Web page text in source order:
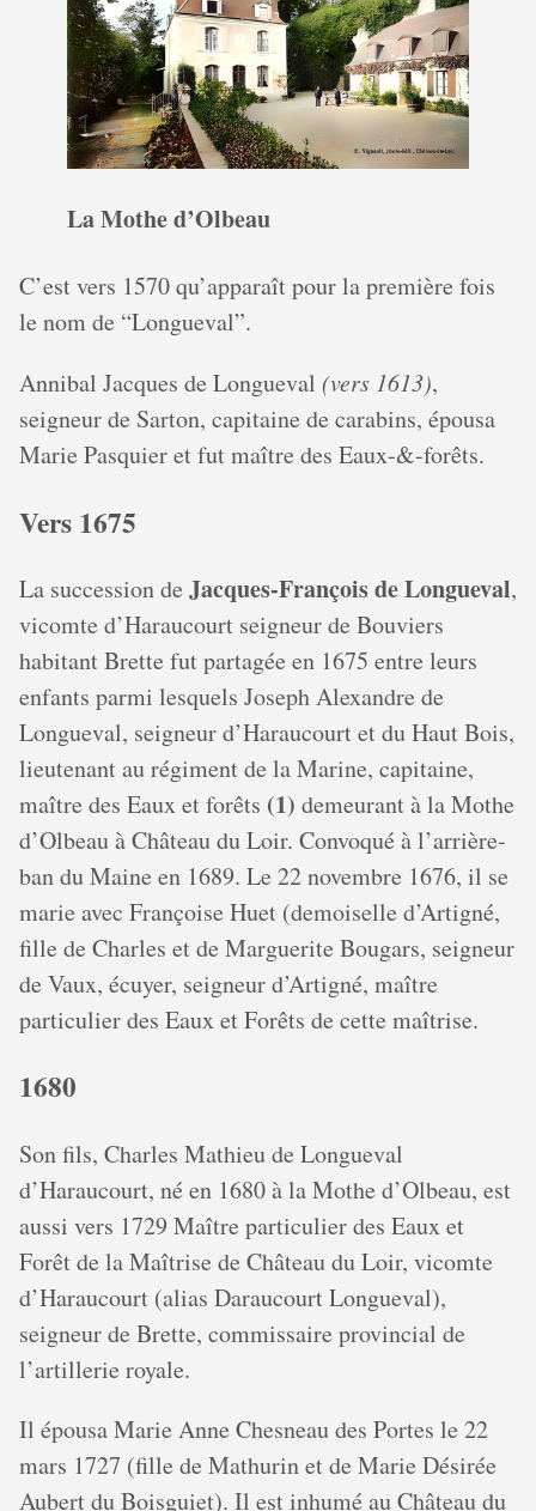
La Mothe d’Olbeau
C’est vers 1570 qu’apparaît pour la première fois
le nom de “Longueval”.
Annibal Jacques de Longueval (vers 1613),
seigneur de Sarton, capitaine de carabins, épousa
Marie Pasquier et fut maître des Eaux-&-forêts.
Vers 1675
La succession de Jacques-François de Longueval,
vicomte d’Haraucourt seigneur de Bouviers
habitant Brette fut partagée en 1675 entre leurs
enfants parmi lesquels Joseph Alexandre de
Longueval, seigneur d’Haraucourt et du Haut Bois,
lieutenant au régiment de la Marine, capitaine,
maître des Eaux et forêts (1) demeurant à la Mothe
d’Olbeau à Château du Loir. Convoqué à l’arrière-
ban du Maine en 1689. Le 22 novembre 1676, il se
marie avec Françoise Huet (demoiselle d’Artigné,
fille de Charles et de Marguerite Bougars, seigneur
de Vaux, écuyer, seigneur d’Artigné, maître
particulier des Eaux et Forêts de cette maîtrise.
1680
Son fils, Charles Mathieu de Longueval
d’Haraucourt, né en 1680 à la Mothe d’Olbeau, est
aussi vers 1729 Maître particulier des Eaux et
Forêt de la Maîtrise de Château du Loir, vicomte
d’Haraucourt (alias Daraucourt Longueval),
seigneur de Brette, commissaire provincial de
l’artillerie royale.
Il épousa Marie Anne Chesneau des Portes le 22
mars 1727 (fille de Mathurin et de Marie Désirée
Aubert du Boisguiet). Il est inhumé au Château du